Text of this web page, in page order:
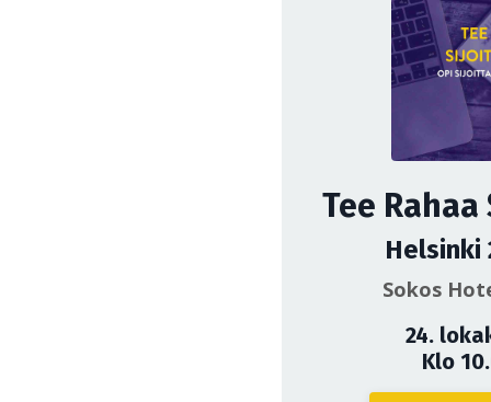
Tee
Helsinki
Sokos
24.
Klo